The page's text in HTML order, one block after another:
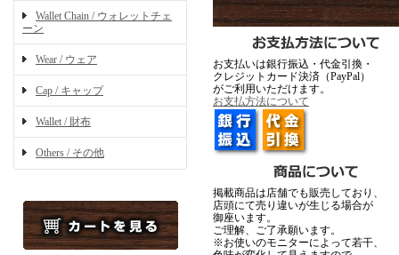
Wallet Chain / ウォレットチェ
ーン
Wear / ウェア
Cap / キャップ
Wallet / 財布
Others / その他
お支払いは銀行振込・代金引換・
クレジットカード決済（PayPal）
がご利用いただけます。
お支払方法について
掲載商品は店舗でも販売しており、
店頭にて売り違いが生じる場合が
御座います。
ご理解、ご了承願います。
※お使いのモニターによって若干、